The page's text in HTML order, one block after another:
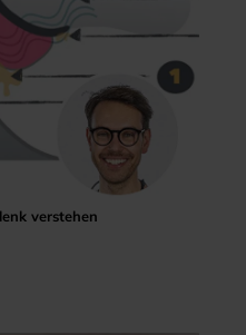
verstehen